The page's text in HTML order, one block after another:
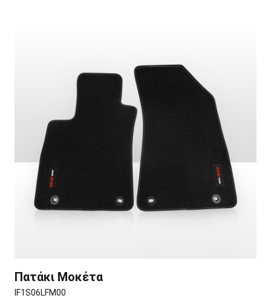
Πατάκι Μοκέτα
IF1S06LFM00